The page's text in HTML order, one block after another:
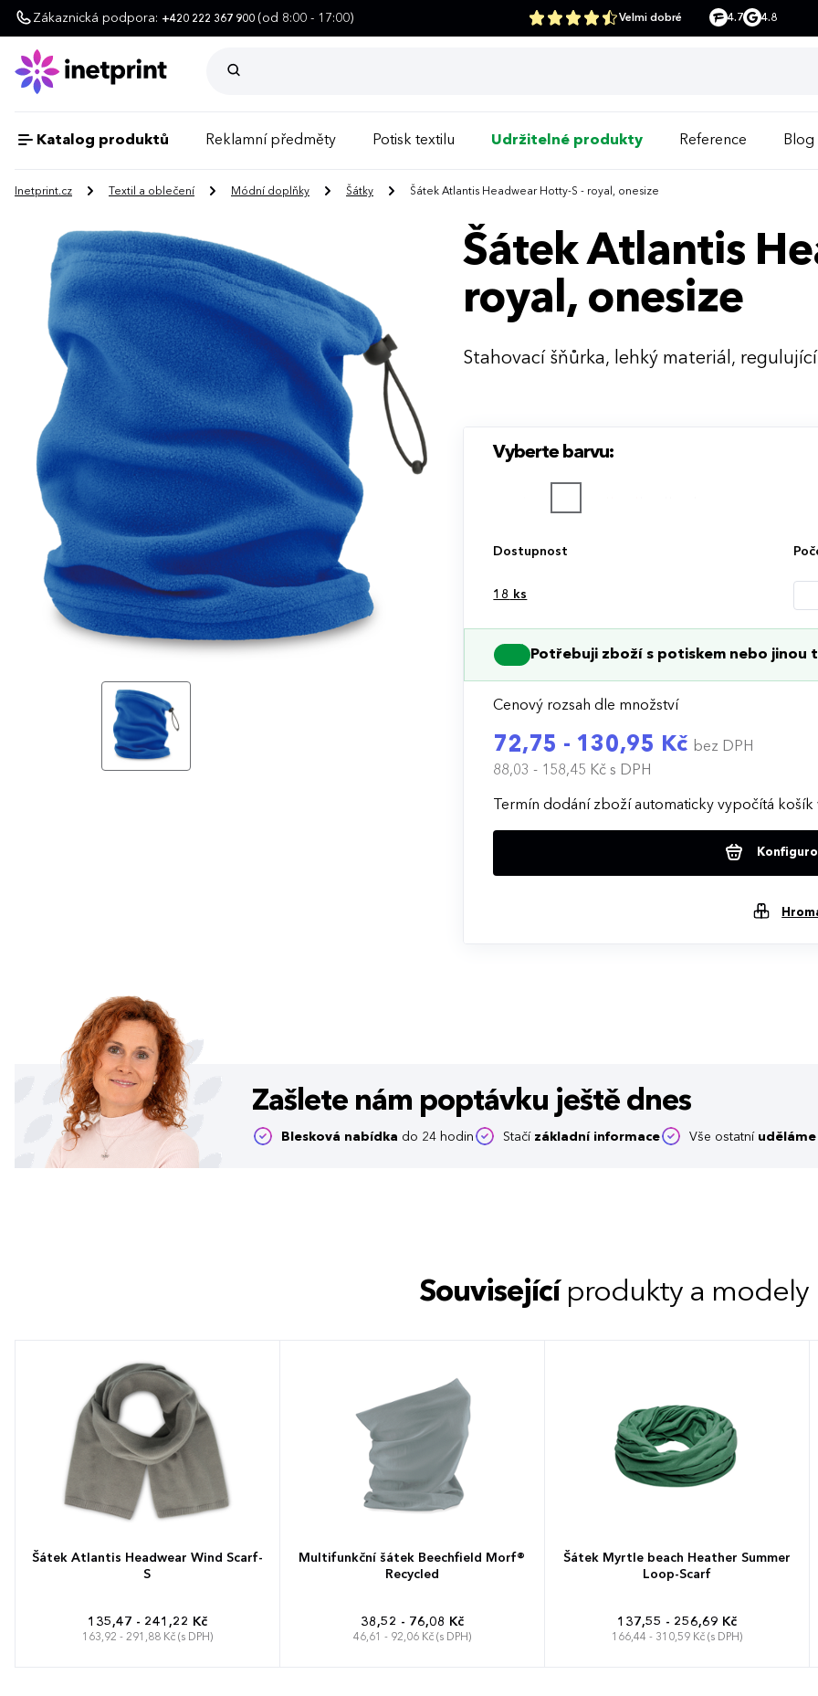
Zákaznická podpora: +420 222 367 900 (od 8:00 - 17:00) Velmi dobré 4.7 4.8
Katalog produktů Reklamní předměty Potisk textilu Udržitelné produkty Reference Blog
Inetprint.cz Textil a oblečení Módní doplňky Šátky Šátek Atlantis Headwear Hotty-S - royal, onesize
Šátek Atlantis
royal, onesize
Stahovací šňůrka, lehký materiál,
Vyberte barvu:
Dostupnost
18 ks
Potřebuji zboží s potiskem nebo jinou
Cenový rozsah dle množství
72,75 - 130,95 Kč bez DPH
88,03 - 158,45 Kčs DPH
Termín dodání zboží automaticky vypočítá
Zašlete nám poptávku ještě dnes
Blesková nabídka do 24 hodin Stačí základní informace Vše ostatní uděláme
Související produkty a modely
Šátek Atlantis Headwear Wind Scarf-
S
135,47 - 241,22 Kč
163,92 - 291,88 Kč (s DPH)
Multifunkční šátek Beechfield Morf®
Recycled
38,52 - 76,08 Kč
46,61 - 92,06 Kč (s DPH)
Šátek Myrtle beach Heather Summer
Loop-Scarf
137,55 - 256,69 Kč
166,44 - 310,59 Kč (s DPH)